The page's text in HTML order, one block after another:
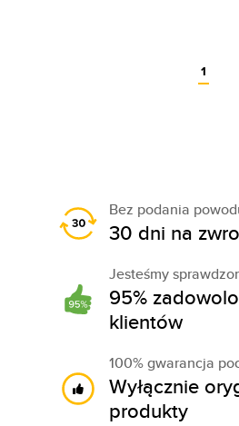
1
Bez podania
30 dni na
Jesteśmy
95%
klientów
100% gwarancja
Wyłącznie
produkty